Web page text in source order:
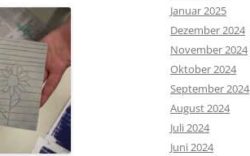
Januar 2025
Dezember 2024
November 2024
Oktober 2024
September 2024
August 2024
Juli 2024
Juni 2024